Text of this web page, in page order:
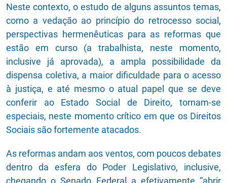
Neste contexto, o estudo de alguns assuntos temas,
como a vedação ao princípio do retrocesso social,
perspectivas hermenêuticas para as reformas que
estão em curso (a trabalhista, neste momento,
inclusive já aprovada), a ampla possibilidade da
dispensa coletiva, a maior dificuldade para o acesso
à justiça, e até mesmo o atual papel que se deve
conferir ao Estado Social de Direito, tornam-se
especiais, neste momento crítico em que os Direitos
Sociais são fortemente atacados.
As reformas andam aos ventos, com poucos debates
dentro da esfera do Poder Legislativo, inclusive,